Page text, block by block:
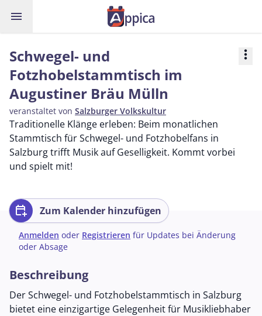
menu
Schwegel- und
Fotzhobelstammtisch im
Augustiner Bräu Mülln
veranstaltet von Salzburger Volkskultur
more_vert
Traditionelle Klänge erleben: Beim monatlichen
Stammtisch für Schwegel- und Fotzhobelfans in
Salzburg trifft Musik auf Geselligkeit. Kommt vorbei
und spielt mit!
calendar_add_on Zum Kalender hinzufügen
Anmelden oder Registrieren für Updates bei Änderung
oder Absage
Beschreibung
Der Schwegel- und Fotzhobelstammtisch in Salzburg
bietet eine einzigartige Gelegenheit für Musikliebhaber